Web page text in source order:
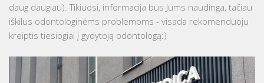
daug daugiau). Tikiuosi, informacija bus Jums naudinga, tačiau
iškilus odontologinėms problemoms - visada rekomenduoju
kreiptis tiesiogiai į gydytoją odontologą:)